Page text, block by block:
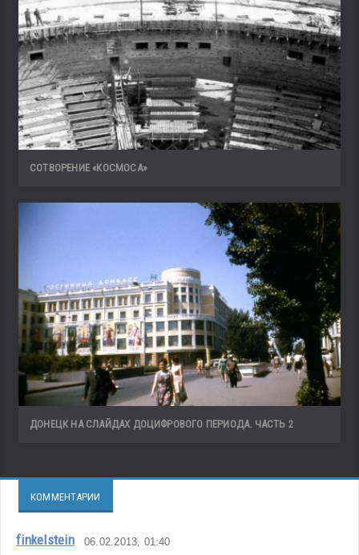
СОТВОРЕНИЕ «КОСМОСА»
ДОНЕЦК НА СЛАЙДАХ ДОЦИФРОВОГО ПЕРИОДА. ЧАСТЬ 2
КОММЕНТАРИИ
finkelstein 06.02.2013, 01:40